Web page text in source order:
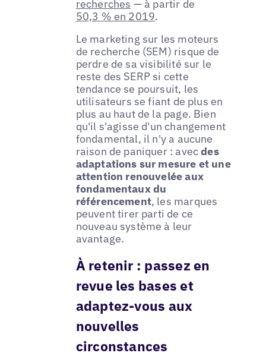
recherches — à partir de
50,3 % en 2019.
Le marketing sur les moteurs
de recherche (SEM) risque de
perdre de sa visibilité sur le
reste des SERP si cette
tendance se poursuit, les
utilisateurs se fiant de plus en
plus au haut de la page. Bien
qu'il s'agisse d'un changement
fondamental, il n'y a aucune
raison de paniquer : avecdes
adaptations sur mesure et une
attention renouvelée aux
fondamentaux du
référencement, les marques
peuvent tirer parti de ce
nouveau système à leur
avantage.
À retenir : passez en
revue les bases et
adaptez-vous aux
nouvelles
circonstances